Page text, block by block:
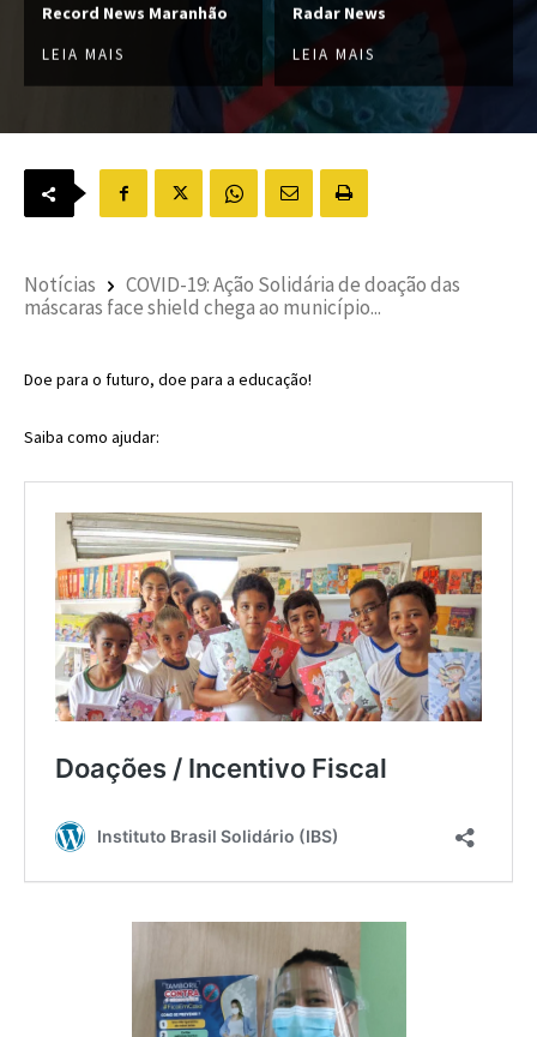
Record News Maranhão
LEIA MAIS
Radar News
LEIA MAIS
Notícias
COVID-19: Ação Solidária de doação das
máscaras face shield chega ao município...
Doe para o futuro, doe para a educação!
Saiba como ajudar: